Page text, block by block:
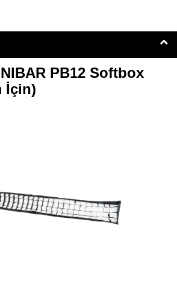
PB12 Softbox
İçin)